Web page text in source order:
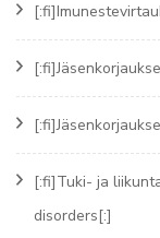
[:fi]Tuki- ja
disorders[:]